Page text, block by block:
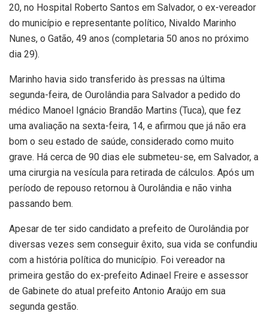
20, no Hospital Roberto Santos em Salvador, o ex-vereador
do município e representante político, Nivaldo Marinho
Nunes, o Gatão, 49 anos (completaria 50 anos no próximo
dia 29).
Marinho havia sido transferido às pressas na última
segunda-feira, de Ourolândia para Salvador a pedido do
médico Manoel Ignácio Brandão Martins (Tuca), que fez
uma avaliação na sexta-feira, 14, e afirmou que já não era
bom o seu estado de saúde, considerado como muito
grave. Há cerca de 90 dias ele submeteu-se, em Salvador, a
uma cirurgia na vesícula para retirada de cálculos. Após um
período de repouso retornou à Ourolândia e não vinha
passando bem.
Apesar de ter sido candidato a prefeito de Ourolândia por
diversas vezes sem conseguir êxito, sua vida se confundiu
com a história política do município. Foi vereador na
primeira gestão do ex-prefeito Adinael Freire e assessor
de Gabinete do atual prefeito Antonio Araújo em sua
segunda gestão.